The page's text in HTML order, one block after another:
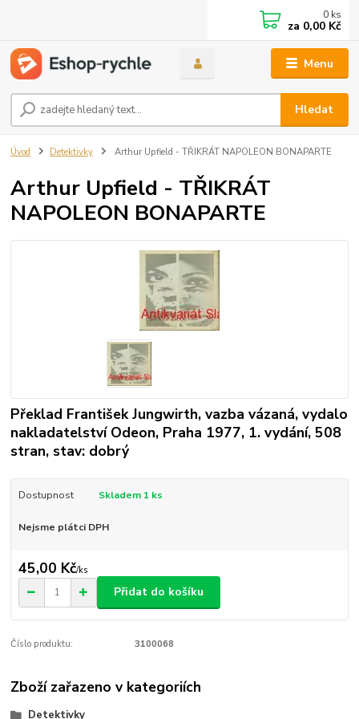
Menu
Hledat
0 ks
za 0,00 Kč
Úvod Detektivky Arthur Upfield - TŘIKRÁT NAPOLEON BONAPARTE
Arthur Upfield - TŘIKRÁT
NAPOLEON BONAPARTE
Překlad František Jungwirth, vazba vázaná, vydalo
nakladatelství Odeon, Praha 1977, 1. vydání, 508
stran, stav: dobrý
Dostupnost Skladem 1 ks
Nejsme plátci DPH
45,00 Kč/ks
Přidat do košíku
Číslo produktu: 3100068
Zboží zařazeno v kategoriích
Detektivky